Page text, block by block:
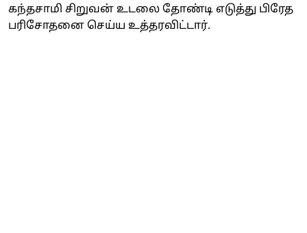
கந்தசாமி சிறுவன் உடலை தோண்டி எடுத்து பிரேத
பரிசோதனை செய்ய உத்தரவிட்டார்.